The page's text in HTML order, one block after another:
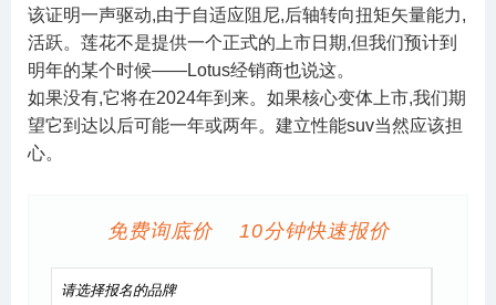
该证明一声驱动,由于自适应阻尼,后轴转向扭矩矢量能力,
活跃。莲花不是提供一个正式的上市日期,但我们预计到
明年的某个时候——Lotus经销商也说这。
如果没有,它将在2024年到来。如果核心变体上市,我们期
望它到达以后可能一年或两年。建立性能suv当然应该担
心。
免费询底价 10分钟快速报价